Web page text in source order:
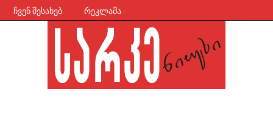
ჩვენ შესახებ რეკლამა